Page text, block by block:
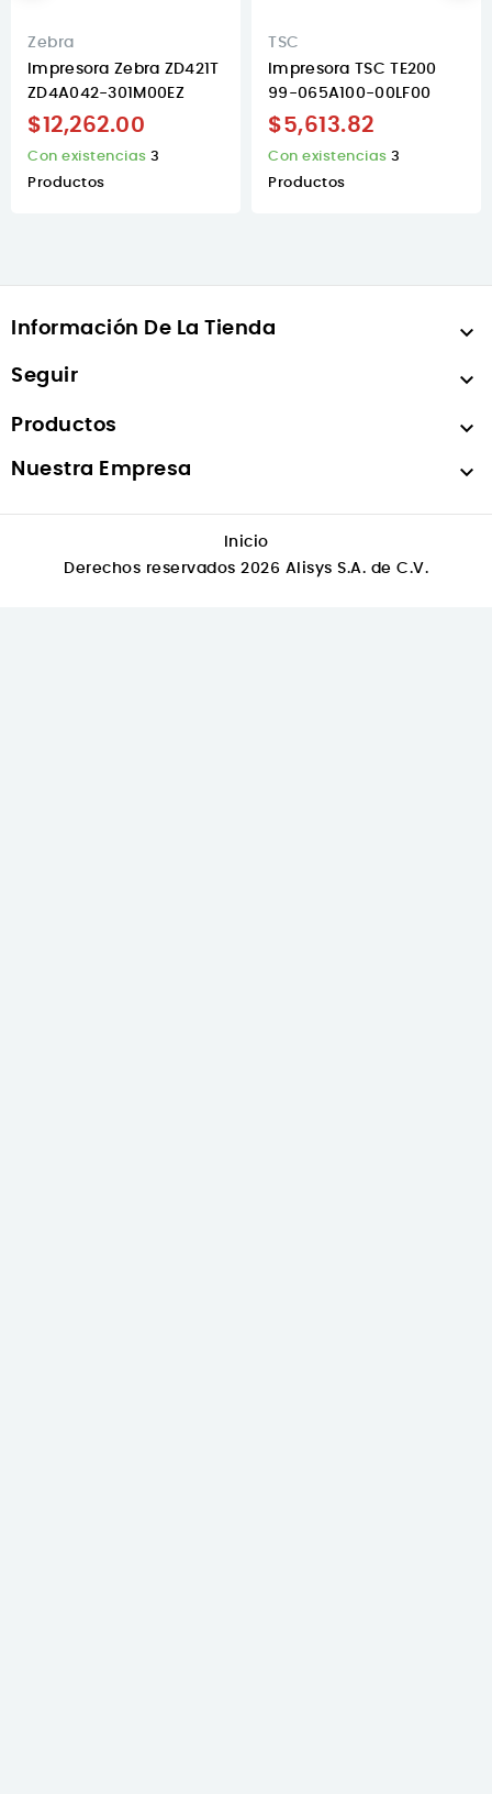
Zebra
Impresora Zebra ZD421T
ZD4A042-301M00EZ
$12,262.00
Con existencias 3
Productos
TSC
Impresora TSC TE200
99-065A100-00LF00
$5,613.82
Con existencias 3
Productos
Información De La Tienda 
Seguir 
Productos 
Nuestra Empresa 
Inicio
Derechos reservados 2026 Alisys S.A. de C.V.